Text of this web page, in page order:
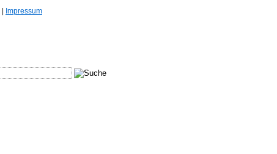
Impressum